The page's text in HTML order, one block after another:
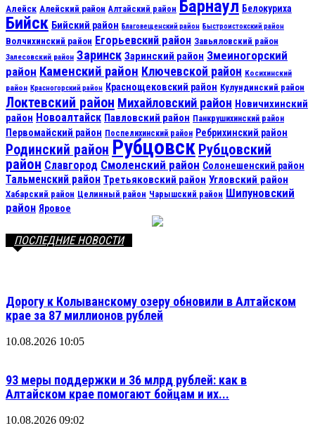
Алейск Алейский район Алтайский район Барнаул Белокуриха
Бийск Бийский район Благовещенский район Быстроистокский район
Волчихинский район Егорьевский район Завьяловский район
Залесовский район Заринск Заринский район Змеиногорский
район Каменский район Ключевской район Косихинский
район Красногорский район Краснощековский район Кулундинский район
Локтевский район Михайловский район Новичихинский
район Новоалтайск Павловский район Панкрушихинский район
Первомайский район Поспелихинский район Ребрихинский район
Родинский район Рубцовск Рубцовский
район Славгород Смоленский район Солонешенский район
Тальменский район Третьяковский район Угловский район
Хабарский район Целинный район Чарышский район Шипуновский
район Яровое
ПОСЛЕДНИЕ НОВОСТИ
Дорогу к Колыванскому озеру обновили в Алтайском
крае за 87 миллионов рублей
10.08.2026 10:05
93 меры поддержки и 36 млрд рублей: как в
Алтайском крае помогают бойцам и их...
10.08.2026 09:02